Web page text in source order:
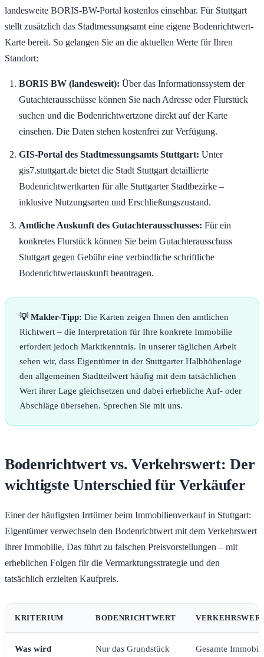
landesweite BORIS-BW-Portal kostenlos einsehbar. Für Stuttgart
stellt zusätzlich das Stadtmessungsamt eine eigene Bodenrichtwert-
Karte bereit. So gelangen Sie an die aktuellen Werte für Ihren
Standort:
BORIS BW (landesweit): Über das Informationssystem der
Gutachterausschüsse können Sie nach Adresse oder Flurstück
suchen und die Bodenrichtwertzone direkt auf der Karte
einsehen. Die Daten stehen kostenfrei zur Verfügung.
GIS-Portal des Stadtmessungsamts Stuttgart: Unter
gis7.stuttgart.de bietet die Stadt Stuttgart detaillierte
Bodenrichtwertkarten für alle Stuttgarter Stadtbezirke –
inklusive Nutzungsarten und Erschließungszustand.
Amtliche Auskunft des Gutachterausschusses: Für ein
konkretes Flurstück können Sie beim Gutachterausschuss
Stuttgart gegen Gebühr eine verbindliche schriftliche
Bodenrichtwertauskunft beantragen.
💡 Makler-Tipp: Die Karten zeigen Ihnen den amtlichen
Richtwert – die Interpretation für Ihre konkrete Immobilie
erfordert jedoch Marktkenntnis. In unserer täglichen Arbeit
sehen wir, dass Eigentümer in der Stuttgarter Halbhöhenlage
den allgemeinen Stadtteilwert häufig mit dem tatsächlichen
Wert ihrer Lage gleichsetzen und dabei erhebliche Auf- oder
Abschläge übersehen. Sprechen Sie mit uns.
Bodenrichtwert vs. Verkehrswert: Der
wichtigste Unterschied für Verkäufer
Einer der häufigsten Irrtümer beim Immobilienverkauf in Stuttgart:
Eigentümer verwechseln den Bodenrichtwert mit dem Verkehrswert
ihrer Immobilie. Das führt zu falschen Preisvorstellungen – mit
erheblichen Folgen für die Vermarktungsstrategie und den
tatsächlich erzielten Kaufpreis.
KRITERIUM BODENRICHTWERT
Was wird
Nur das Grundstück
Gesamte